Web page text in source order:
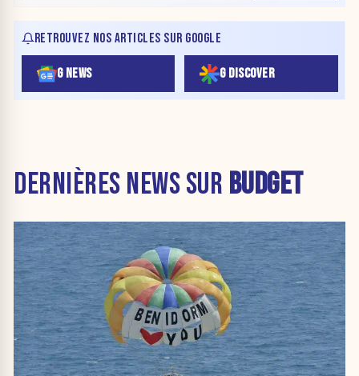
RETROUVEZ NOS ARTICLES SUR GOOGLE
G NEWS G DISCOVER
DERNIÈRES NEWS SUR BUDGET